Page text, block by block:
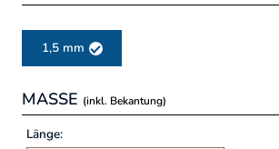
1,5 mm
MASSE (inkl. Bekantung)
Länge: